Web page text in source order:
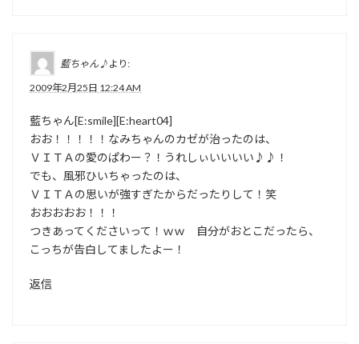
藍ちゃん♪ より:
2009年2月25日 12:24 AM
藍ちゃん[E:smile][E:heart04]
おお！！！！！なみちゃんのカゼが治ったのは、
ＶＩＴＡの愛のぱわー？！うれしぃいいいい♪♪！
でも、風邪ひいちゃったのは、
ＶＩＴＡの思いが強すぎたからだったりして！笑
おおおおお！！！
つきあってくださいって！ｗｗ 自分がおとこだったら、
こっちが告白してましたよー！
返信